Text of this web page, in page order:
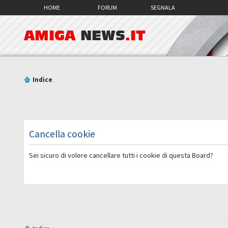
HOME FORUM SEGNALA
AMIGA NEWS.IT
Indice
Cancella cookie
Sei sicuro di volere cancellare tutti i cookie di questa Board?